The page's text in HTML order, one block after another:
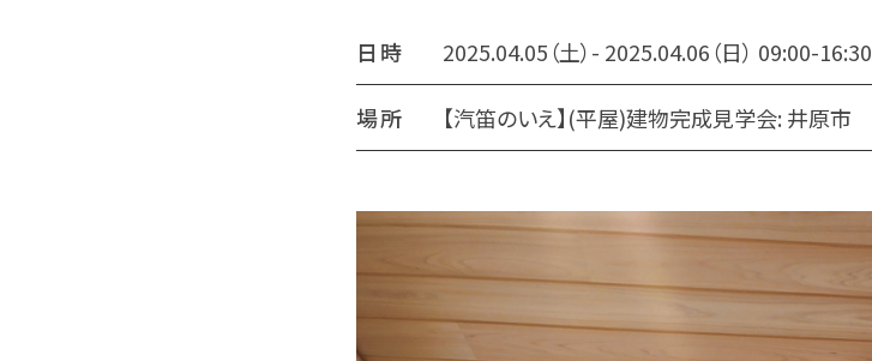
日時 2025.04.05（土）- 2025.04.06（日） 09:00-16:30
場所 【汽笛のいえ】(平屋)建物完成見学会: 井原市